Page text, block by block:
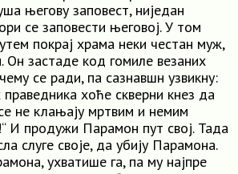
његову заповест, ниједан
се заповести његовој. У том
покрај храма неки честан муж,
застаде код гомиле везаних
се ради, па сазнавшн узвикну:
хоће скверни кнез да
не клањају мртвим и немим
И продужи Парамон пут свој. Тада
слуге своје, да убију Парамона.
ухватише га, па му најпре